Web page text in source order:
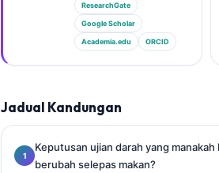
ResearchGate
Google Scholar
Academia.edu ORCID
Jadual Kandungan
Keputusan ujian darah yang
berubah selepas makan?